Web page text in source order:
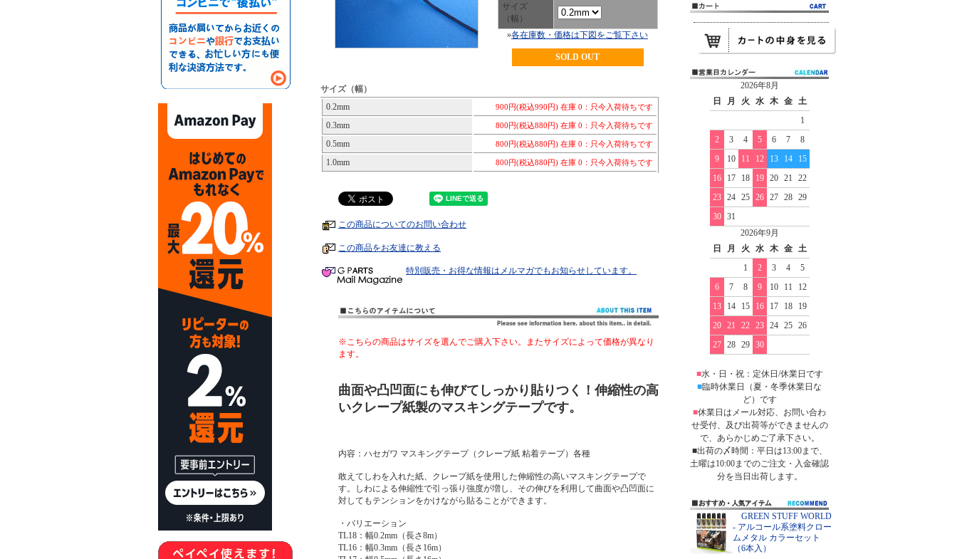
サイズ
（幅）
»各在庫数・価格は下図をご覧下さい
SOLD OUT
サイズ（幅）
0.2mm
900円(税込990円) 在庫 0：只今入荷待ちです
0.3mm 800円(税込880円) 在庫 0：只今入荷待ちです
0.5mm 800円(税込880円) 在庫 0：只今入荷待ちです
1.0mm 800円(税込880円) 在庫 0：只今入荷待ちです
この商品についてのお問い合わせ
この商品をお友達に教える
特別販売・お得な情報はメルマガでもお知らせしています。
※こちらの商品はサイズを選んでご購入下さい。またサイズによって価格が異なり
ます。
曲面や凸凹面にも伸びてしっかり貼りつく！伸縮性の高
いクレープ紙製のマスキングテープです。
内容：ハセガワ マスキングテープ（クレープ紙 粘着テープ）各種
敢えてしわを入れた紙、クレープ紙を使用した伸縮性の高いマスキングテープで
す。しわによる伸縮性で引っ張り強度が増し、その伸びを利用して曲面や凸凹面に
対してもテンションをかけながら貼ることができます。
・バリエーション
TL18：幅0.2mm（長さ8m）
TL16：幅0.3mm（長さ16m）
2026年8月
日
月 火 水 木 金
土
1
2
3 4 5 6 7
8
9
10 11 12 13 14
15
16
17 18 19 20 21
22
23
24 25 26 27 28
29
30
31
2026年9月
日
月 火 水 木 金
土
1
2 3 4
5
6
7 8 9 10 11
12
13
14 15 16 17 18
19
20
21 22 23 24 25
26
27
28 29 30
■水・日・祝：定休日/休業日です
■臨時休業日（夏・冬季休業日な
ど）です
■休業日はメール対応、お問い合わ
せ受付、及び出荷等ができませんの
で、あらかじめご了承下さい。
■出荷の〆時間：平日は13:00まで、
土曜は10:00までのご注文・入金確認
分を当日出荷します。
GREEN STUFF WORLD
- アルコール系塗料クロー
ムメタル カラーセット
（6本入）